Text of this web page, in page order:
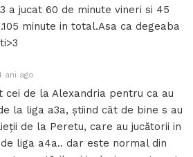
a jucat 60 de minute vineri si 45
minute in total.Asa ca degeaba
ani ago
cei de la Alexandria pentru ca au
la liga a3a, știind cât de bine s au
de la Peretu, care au jucătorii in
liga a4a.. dar este normal din